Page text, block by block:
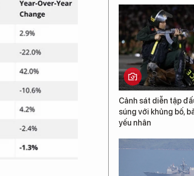
Cảnh sát diễn tập
súng với khủng bố,
yếu nhân